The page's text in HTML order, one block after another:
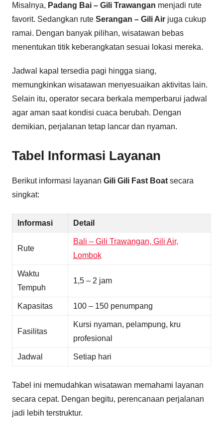
Misalnya, Padang Bai – Gili Trawangan menjadi rute
favorit. Sedangkan rute Serangan – Gili Air juga cukup
ramai. Dengan banyak pilihan, wisatawan bebas
menentukan titik keberangkatan sesuai lokasi mereka.
Jadwal kapal tersedia pagi hingga siang,
memungkinkan wisatawan menyesuaikan aktivitas lain.
Selain itu, operator secara berkala memperbarui jadwal
agar aman saat kondisi cuaca berubah. Dengan
demikian, perjalanan tetap lancar dan nyaman.
Tabel Informasi Layanan
Berikut informasi layanan Gili Gili Fast Boatsecara
singkat:
Informasi Detail
Rute
Bali – Gili Trawangan, Gili Air,
Lombok
Waktu
Tempuh
1,5 – 2 jam
Kapasitas 100 – 150 penumpang
Fasilitas
Kursi nyaman, pelampung, kru
profesional
Jadwal Setiap hari
Tabel ini memudahkan wisatawan memahami layanan
secara cepat. Dengan begitu, perencanaan perjalanan
jadi lebih terstruktur.